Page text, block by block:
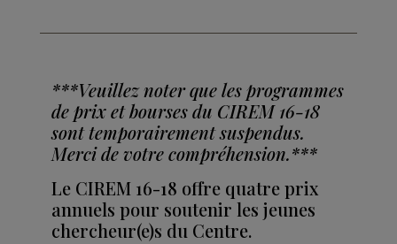
***Veuillez noter que les programmes
de prix et bourses du CIREM 16-18
sont temporairement suspendus.
Merci de votre compréhension.***
Le CIREM 16-18 offre quatre prix
annuels pour soutenir les jeunes
chercheur(e)s du Centre.